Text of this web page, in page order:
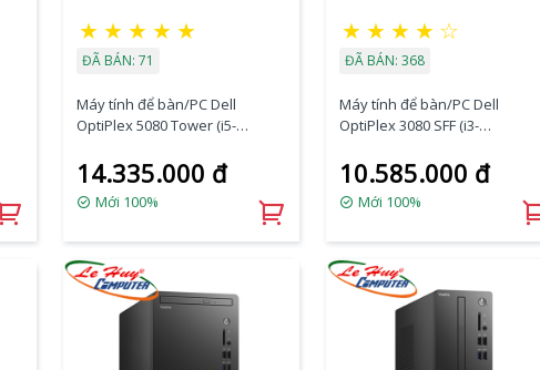
★ ★ ★ ★ ★
ĐÃ BÁN: 71
Máy tính để bàn/PC Dell
OptiPlex 5080 Tower (i5-
HDD/DVDRW/K+M/Ubuntu)
(70228811)
14.335.000 đ
Mới 100%
★ ★ ★ ★ ☆
ĐÃ BÁN: 368
Máy tính để bàn/PC Dell
OptiPlex 3080 SFF (i3-
HDD/DVDRW/WL+BT/K+M/Fedo
ra) (70233231)
10.585.000 đ
Mới 100%